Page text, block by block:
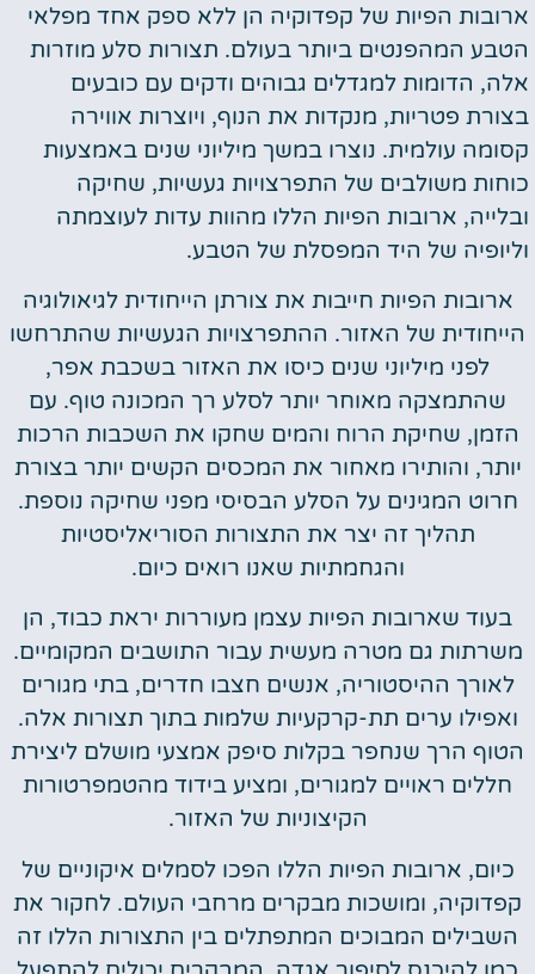
ארובות הפיות של קפדוקיה הן ללא ספק אחד מפלאי
הטבע המהפנטים ביותר בעולם. תצורות סלע מוזרות
אלה, הדומות למגדלים גבוהים ודקים עם כובעים
בצורת פטריות, מנקדות את הנוף, ויוצרות אווירה
קסומה עולמית. נוצרו במשך מיליוני שנים באמצעות
כוחות משולבים של התפרצויות געשיות, שחיקה
ובלייה, ארובות הפיות הללו מהוות עדות לעוצמתה
וליופיה של היד המפסלת של הטבע.
ארובות הפיות חייבות את צורתן הייחודית לגיאולוגיה
הייחודית של האזור. ההתפרצויות הגעשיות שהתרחשו
לפני מיליוני שנים כיסו את האזור בשכבת אפר,
שהתמצקה מאוחר יותר לסלע רך המכונה טוף. עם
הזמן, שחיקת הרוח והמים שחקו את השכבות הרכות
יותר, והותירו מאחור את המכסים הקשים יותר בצורת
חרוט המגינים על הסלע הבסיסי מפני שחיקה נוספת.
תהליך זה יצר את התצורות הסוריאליסטיות
והגחמתיות שאנו רואים כיום.
בעוד שארובות הפיות עצמן מעוררות יראת כבוד, הן
משרתות גם מטרה מעשית עבור התושבים המקומיים.
לאורך ההיסטוריה, אנשים חצבו חדרים, בתי מגורים
ואפילו ערים תת-קרקעיות שלמות בתוך תצורות אלה.
הטוף הרך שנחפר בקלות סיפק אמצעי מושלם ליצירת
חללים ראויים למגורים, ומציע בידוד מהטמפרטורות
הקיצוניות של האזור.
כיום, ארובות הפיות הללו הפכו לסמלים איקוניים של
קפדוקיה, ומושכות מבקרים מרחבי העולם. לחקור את
השבילים המבוכים המתפתלים בין התצורות הללו זה